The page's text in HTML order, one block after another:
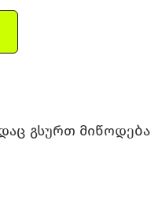
გსურთ მიწოდება